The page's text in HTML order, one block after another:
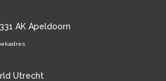
AK Apeldoorn
Utrecht